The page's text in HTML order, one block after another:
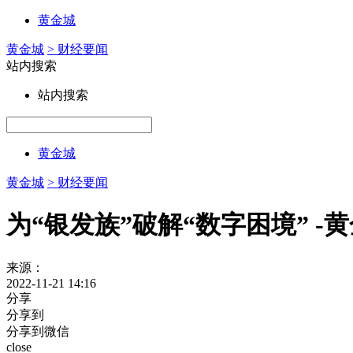
黄金城
黄金城 > 财经要闻
站内搜索
站内搜索
黄金城
黄金城 > 财经要闻
为“银发族”破解“数字困境” -
来源：
2022-11-21 14:16
分享
分享到
分享到微信
close